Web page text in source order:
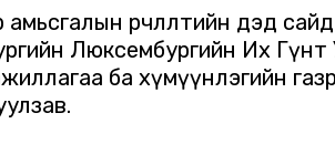
өөрчлөлтийн дэд
Люксембургийн Их
ба хүмүүнлэгийн